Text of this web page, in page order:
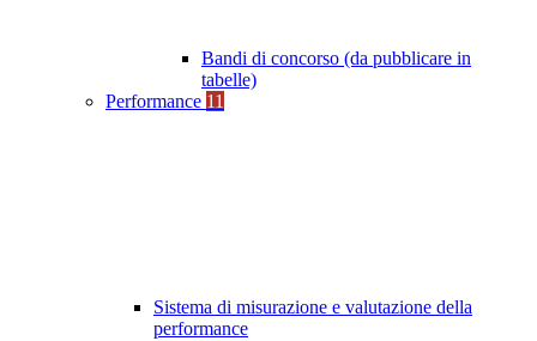
Bandi di concorso (da pubblicare in
tabelle)
Performance 11
Sistema di misurazione e valutazione della
performance